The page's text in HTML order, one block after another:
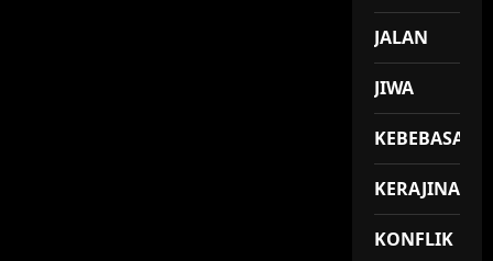
JALAN
JIWA
KEBEBASAN
KERAJINAN
KONFLIK